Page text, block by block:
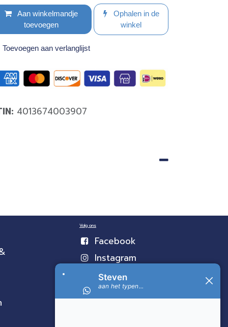
Aan winkelmandje
toevoegen
Ophalen in de
winkel
Toevoegen aan verlanglijst
4013674003907
Volg ons
Facebook
Instagram